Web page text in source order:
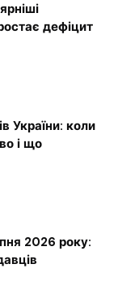
дефіцит
України: коли
і що
2026 року: